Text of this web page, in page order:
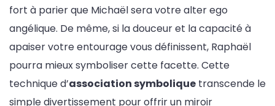
fort à parier que Michaël sera votre alter ego
angélique. De même, si la douceur et la capacité à
apaiser votre entourage vous définissent, Raphaël
pourra mieux symboliser cette facette. Cette
technique d’association symbolique transcende le
simple divertissement pour offrir un miroir